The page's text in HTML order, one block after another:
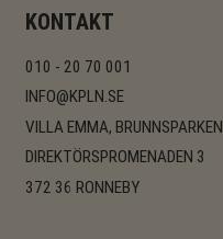
KONTAKT
010 - 20 70 001
INFO@KPLN.SE
VILLA EMMA, BRUNNSPARKEN
DIREKTÖRSPROMENADEN 3
372 36 RONNEBY